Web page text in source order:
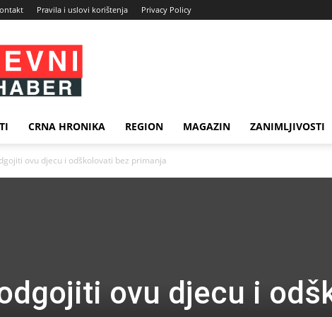
Pravila i uslovi korištenja Privacy Policy
Dnevni
Haber
CRNA HRONIKA REGION MAGAZIN ZANIMLJIVOSTI
ovu djecu i odškolovati bez primanja
ovu djecu i